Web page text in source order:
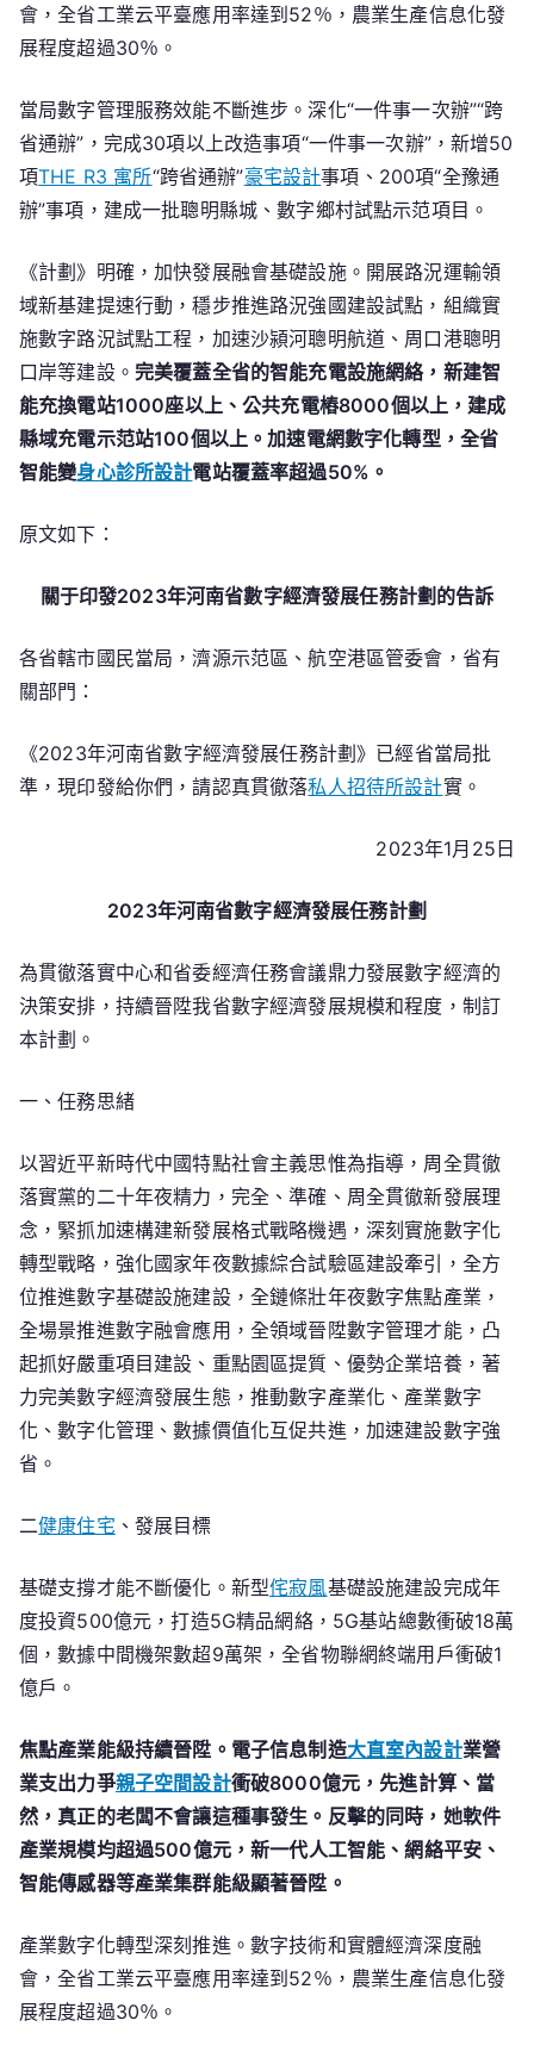
電
站
俱
意
豪
宅
設
覆
蓋
率
超
過
50%
會，全省工業云平臺應用率達到52％，農業生產信息化發
展程度超過30％。
當局數字管理服務效能不斷進步。深化“一件事一次辦”“跨
省通辦”，完成30項以上改造事項“一件事一次辦”，新增50
項THE R3 寓所“跨省通辦”豪宅設計事項、200項“全豫通
辦”事項，建成一批聰明縣城、數字鄉村試點示范項目。
《計劃》明確，加快發展融會基礎設施。開展路況運輸領
域新基建提速行動，穩步推進路況強國建設試點，組織實
施數字路況試點工程，加速沙潁河聰明航道、周口港聰明
口岸等建設。 完美覆蓋全省的智能充電設施網絡，新建智
能充換電站1000座以上、公共充電樁8000個以上，建成
縣域充電示范站100個以上。加速電網數字化轉型，全省
智能變身心診所設計電站覆蓋率超過50%。
原文如下：
關于印發2023年河南省數字經濟發展任務計劃的告訴
各省轄市國民當局，濟源示范區、航空港區管委會，省有
關部門：
《2023年河南省數字經濟發展任務計劃》已經省當局批
準，現印發給你們，請認真貫徹落私人招待所設計實。
2023年1月25日
2023年河南省數字經濟發展任務計劃
為貫徹落實中心和省委經濟任務會議鼎力發展數字經濟的
決策安排，持續晉陞我省數字經濟發展規模和程度，制訂
本計劃。
一、任務思緒
以習近平新時代中國特點社會主義思惟為指導，周全貫徹
落實黨的二十年夜精力，完全、準確、周全貫徹新發展理
念，緊抓加速構建新發展格式戰略機遇，深刻實施數字化
轉型戰略，強化國家年夜數據綜合試驗區建設牽引，全方
位推進數字基礎設施建設，全鏈條壯年夜數字焦點產業，
全場景推進數字融會應用，全領域晉陞數字管理才能，凸
起抓好嚴重項目建設、重點園區提質、優勢企業培養，著
力完美數字經濟發展生態，推動數字產業化、產業數字
化、數字化管理、數據價值化互促共進，加速建設數字強
省。
二健康住宅 、發展目標
基礎支撐才能不斷優化。新型侘寂風基礎設施建設完成年
度投資500億元，打造5G精品網絡，5G基站總數衝破18萬
個，數據中間機架數超9萬架，全省物聯網終端用戶衝破1
億戶。
焦點產業能級持續晉陞。電子信息制造大直室內設計業營
業支出力爭親子空間設計衝破8000億元，先進計算、當
然，真正的老闆不會讓這種事發生。反擊的同時，她軟件
產業規模均超過500億元，新一代人工智能、網絡平安、
智能傳感器等產業集群能級顯著晉陞。
產業數字化轉型深刻推進。數字技術和實體經濟深度融
會，全省工業云平臺應用率達到52％，農業生產信息化發
展程度超過30％。